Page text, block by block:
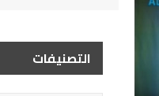
التصنيفات